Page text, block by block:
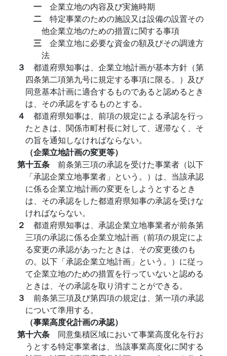
一 企業立地の内容及び実施時期
二 特定事業のための施設又は設備の設置その
他企業立地のための措置に関する事項
三 企業立地に必要な資金の額及びその調達方
法
３ 都道府県知事は、企業立地計画が基本方針（第
四条第二項第九号に規定する事項に限る。）及び
同意基本計画に適合するものであると認めるとき
は、その承認をするものとする。
４ 都道府県知事は、前項の規定による承認を行っ
たときは、関係市町村長に対して、遅滞なく、そ
の旨を通知しなければならない。
（企業立地計画の変更等）
第十五条 前条第三項の承認を受けた事業者（以下
「承認企業立地事業者」という。）は、当該承認
に係る企業立地計画の変更をしようとするとき
は、その承認をした都道府県知事の承認を受けな
ければならない。
２ 都道府県知事は、承認企業立地事業者が前条第
三項の承認に係る企業立地計画（前項の規定によ
る変更の承認があったときは、その変更後のも
の。以下「承認企業立地計画」という。）に従っ
て企業立地のための措置を行っていないと認める
ときは、その承認を取り消すことができる。
３ 前条第三項及び第四項の規定は、第一項の承認
について準用する。
（事業高度化計画の承認）
第十六条 同意集積区域において事業高度化を行お
うとする特定事業者は、当該事業高度化に関する